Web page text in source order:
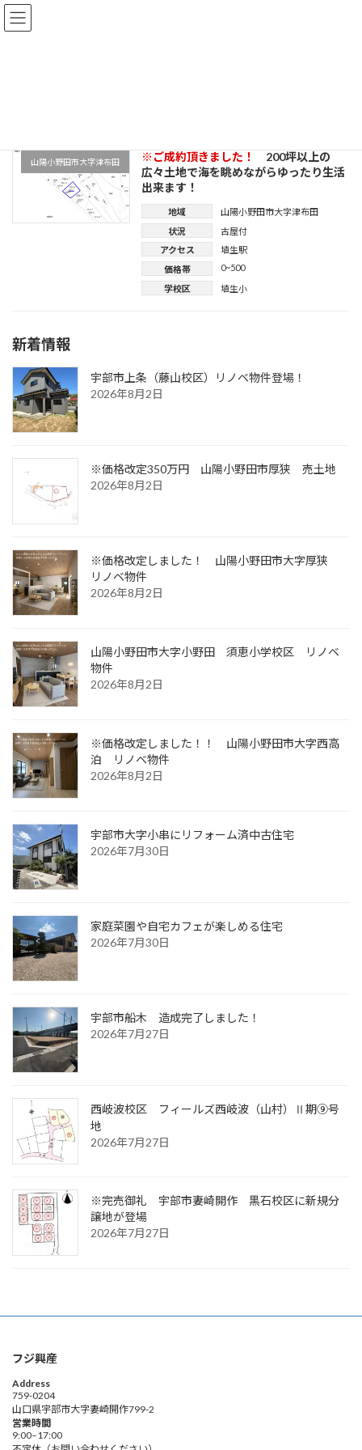
コ
ン
プ
ナ
ビ
動
山陽小野田市大字津布田 ※ご成約頂きました！
200坪以上の
広々土地で海を眺めながらゆったり生活
出来ます！
地域
山陽小野田市大字津布田
状況
古屋付
アクセス
埴生駅
価格帯
0~500
学校区
埴生小
新着情報
宇部市上条（藤山校区）リノベ物件登場！
2026年8月2日
※価格改定350万円 山陽小野田市厚狭 売土地
2026年8月2日
※価格改定しました！
山陽小野田市大字厚狭
リノベ物件
2026年8月2日
山陽小野田市大字小野田 須恵小学校区 リノベ
物件
2026年8月2日
※価格改定しました！！
山陽小野田市大字西高
泊 リノベ物件
2026年8月2日
宇部市大字小串にリフォーム済中古住宅
2026年7月30日
家庭菜園や自宅カフェが楽しめる住宅
2026年7月30日
宇部市船木 造成完了しました！
2026年7月27日
西岐波校区 フィールズ西岐波（山村）Ⅱ期⑨号
地
2026年7月27日
※完売御礼 宇部市妻崎開作 黒石校区に新規分
譲地が登場
2026年7月27日
フジ興産
Address
759-0204
山口県宇部市大字妻崎開作799-2
営業時間
9:00–17:00